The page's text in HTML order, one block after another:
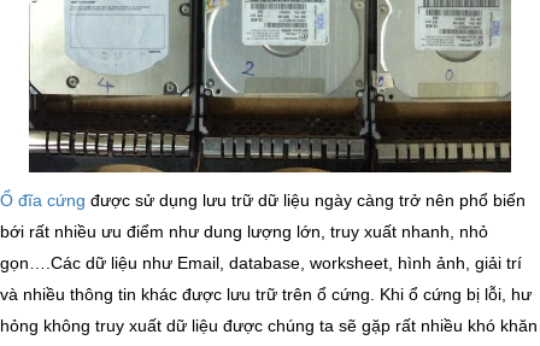
Ổ đĩa cứng được sử dụng lưu trữ dữ liệu ngày càng trở nên phổ biến
bới rất nhiều ưu điểm như dung lượng lớn, truy xuất nhanh, nhỏ
gọn….Các dữ liệu như Email, database, worksheet, hình ảnh, giải trí
và nhiều thông tin khác được lưu trữ trên ổ cứng. Khi ổ cứng bị lỗi, hư
hỏng không truy xuất dữ liệu được chúng ta sẽ gặp rất nhiều khó khăn